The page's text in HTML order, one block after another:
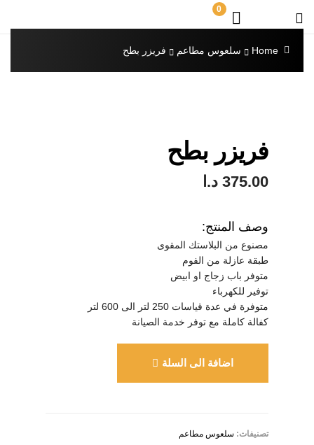
0
Home سلعوس مطاعم فريزر بطح
فريزر بطح
375.00 د.ا
وصف المنتج:
مصنوع من البلاستك المقوى
طبقة عازلة من الفوم
متوفر باب زجاج او ابيض
توفير للكهرباء
متوفرة في عدة قياسات 250 لتر الى 600 لتر
كفالة كاملة مع توفر خدمة الصيانة
اضافة الى السلة
تصنيفات: سلعوس مطاعم